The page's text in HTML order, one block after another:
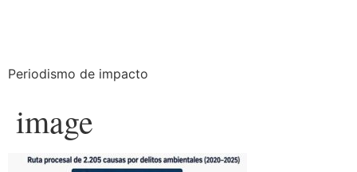
Periodismo de impacto
image